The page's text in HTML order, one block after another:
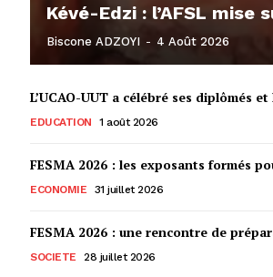
Kévé-Edzi : l’AFSL
Biscone ADZOYI - 4 Août 2026
L’UCAO-UUT a célébré ses diplômés
EDUCATION 1 août 2026
FESMA 2026 : les exposants formés
ECONOMIE 31 juillet 2026
FESMA 2026 : une rencontre de
SOCIETE 28 juillet 2026